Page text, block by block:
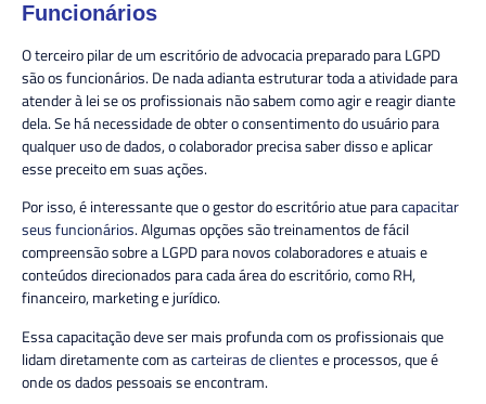
Funcionários
O terceiro pilar de um escritório de advocacia preparado para LGPD
são os funcionários. De nada adianta estruturar toda a atividade para
atender à lei se os profissionais não sabem como agir e reagir diante
dela. Se há necessidade de obter o consentimento do usuário para
qualquer uso de dados, o colaborador precisa saber disso e aplicar
esse preceito em suas ações.
Por isso, é interessante que o gestor do escritório atue paracapacitar
seus funcionários. Algumas opções são treinamentos de fácil
compreensão sobre a LGPD para novos colaboradores e atuais e
conteúdos direcionados para cada área do escritório, como RH,
financeiro, marketing e jurídico.
Essa capacitação deve ser mais profunda com os profissionais que
lidam diretamente com ascarteiras de clientese processos, que é
onde os dados pessoais se encontram.